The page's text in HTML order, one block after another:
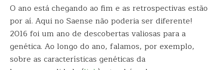
O ano está chegando ao fim e as retrospectivas estão
por aí. Aqui no Saense não poderia ser diferente!
2016 foi um ano de descobertas valiosas para a
genética. Ao longo do ano, falamos, por exemplo,
sobre as características genéticas da